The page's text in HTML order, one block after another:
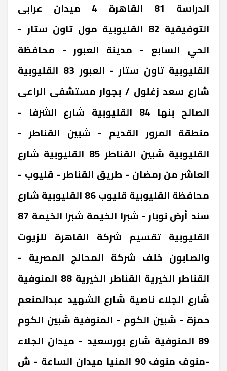
‎الدراسة 81 ‎القاهرة ‎4 ميدان عرابى
‎التوفيقية 82 ‎القليوبية ‎مول تاون ستار -
الحي السابع - مدينة العبور - محافظة
القليوبية ‎تاون ستار - العبور 83 ‎القليوبية
‎شارع سعد زغلول / بجوار مستشفى الراعى
الصالح ‎بنها 84 ‎القليوبية ‎شارع الشرفا -
منطقة المرور القديم - شبين القناطر -
القليوبية ‎شبين القناطر 85 ‎القليوبية ‎شارع
العاشر من رمضان - طريق القناطر - قليوب -
محافظة القليوبية ‎قليوب 86 ‎القليوبية ‎شارع
سند أرض نوبار - شبرا الخيمة ‎شبرا الخيمة 87
‎القليوبية ‎تقسيم شركة القاهرة للزيوت
والصابون خلف شركة المحالج المصرية -
القناطر الخيرية ‎القناطر الخيرية 88 ‎المنوفية
‎شارع الجلاء ناصية شارع الشهيد عبدالمنعم
حمزة - شبين الكوم - المنوفية ‎شبين الكوم
89 ‎المنوفية ‎شارع بورسعيد - ميدان الجلاء
-منوف ‎منوف 90 ‎المنيا ‎ميدان الساعة - ش